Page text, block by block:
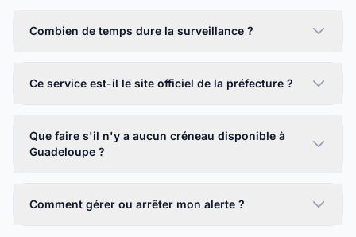
Combien de temps dure la surveillance ?
Ce service est-il le site officiel de la préfecture ?
Que faire s'il n'y a aucun créneau disponible à
Guadeloupe ?
Comment gérer ou arrêter mon alerte ?